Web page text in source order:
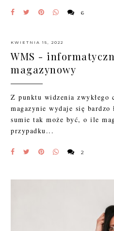
6
KWIETNIA 15, 2022
WMS -
magazynowy
Z punktu widzenia zwykłego
magazynie wydaje się
sumie tak może być, o ile
przypadku...
2